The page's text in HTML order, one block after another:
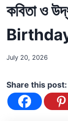
কবিতা ও
July 20, 2026
Share this post: